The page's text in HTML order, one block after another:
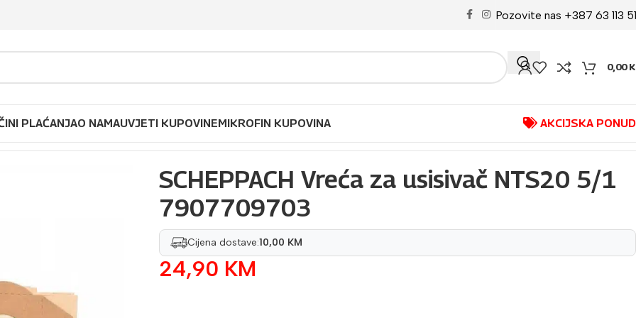
Pozovite nas +387 63 113
0,00
PLAĆANJAO NAMAUVJETI KUPOVINEMIKROFIN KUPOVINA AKCIJSKA
SCHEPPACH Vreća za usisivač NTS20 5/1
7907709703
Cijena dostave:10,00 KM
24,90 KM